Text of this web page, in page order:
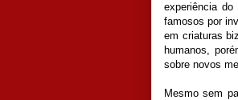
experiência
famosos por
em criaturas
humanos,
sobre novos
Mesmo sem